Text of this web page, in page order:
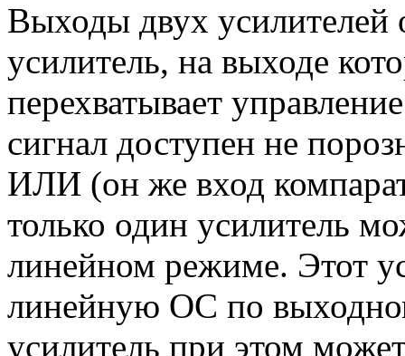
Выходы двух
усилитель, на выходе
перехватывает
сигнал доступен не
ИЛИ (он же вход
только один усилитель
линейном режиме. Этот
линейную ОС по
усилитель при этом